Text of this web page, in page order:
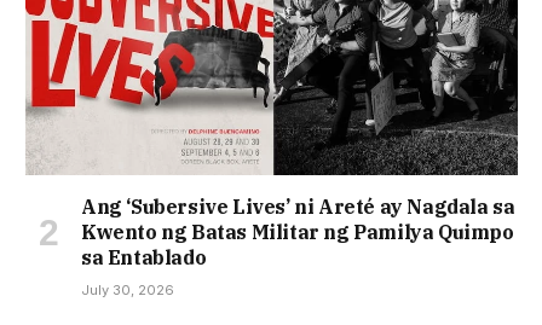
Ang ‘Subersive Lives’ ni Areté ay Nagdala sa
Kwento ng Batas Militar ng Pamilya Quimpo
sa Entablado
July 30, 2026